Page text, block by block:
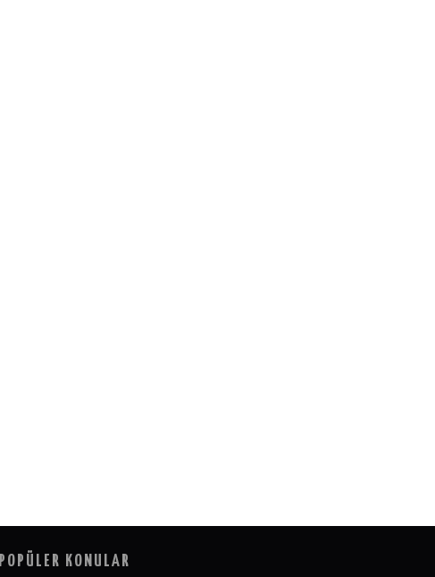
POPÜLER KONULAR